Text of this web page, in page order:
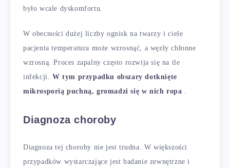
było wcale dyskomfortu.
W obecności dużej liczby ognisk na twarzy i ciele
pacjenta temperatura może wzrosnąć, a węzły chłonne
wzrosną. Proces zapalny często rozwija się na tle
infekcji. W tym przypadku obszary dotknięte
mikrosporią puchną, gromadzi się w nich ropa
Diagnoza choroby
Diagnoza tej choroby nie jest trudna. W większości
przypadków wystarczające jest badanie zewnętrzne i